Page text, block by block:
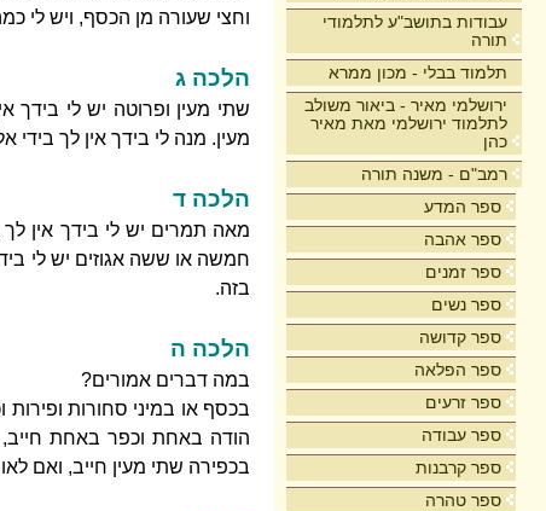
עבודות בתושב"ע לתלמודי
תורה
תלמוד בבלי - מכון ממרא
ירושלמי מאיר - ביאור משולב
לתלמוד ירושלמי מאת מאיר
כהן
רמב"ם - משנה תורה
ספר המדע
ספר אהבה
ספר זמנים
ספר נשים
ספר קדושה
ספר הפלאה
ספר זרעים
ספר עבודה
ספר קרבנות
ספר טהרה
וחצי שעורה מן הכסף, ויש לי
הלכה ג
שתי מעין ופרוטה יש לי בידך
מעין. מנה לי בידך אין לך
הלכה ד
מאה תמרים יש לי בידך אין
חמשה או ששה אגוזים יש לי
בזה.
הלכה ה
במה דברים אמורים?
בכסף או במיני סחורות ופירות
הודה באחת וכפר באחת
בכפירה שתי מעין חייב, ואם